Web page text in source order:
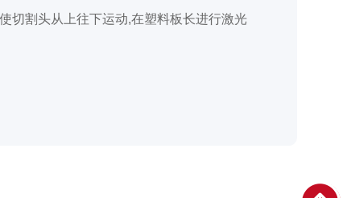
切割头从上往下运动,在塑料板长进行激光